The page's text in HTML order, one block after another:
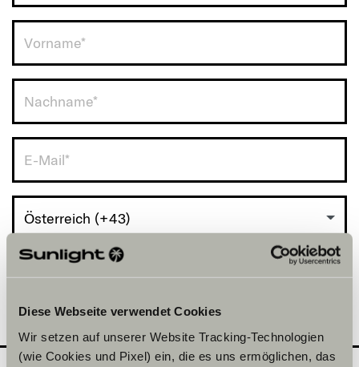
Diese Webseite verwendet Cookies
Wir setzen auf unserer Website Tracking-Technologien
(wie Cookies und Pixel) ein, die es uns ermöglichen, das
Österreich (+43)